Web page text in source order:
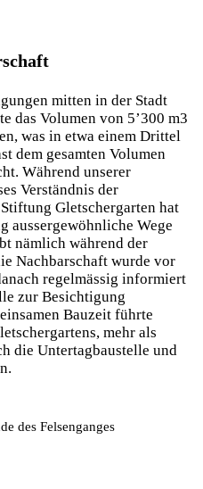
mitten in der Stadt
das Volumen von 5’300 m3
was in etwa einem Drittel
dem gesamten Volumen
Während unserer
Verständnis der
Gletschergarten hat
aussergewöhnliche Wege
nämlich während der
Nachbarschaft wurde vor
regelmässig informiert
zur Besichtigung
Bauzeit führte
mehr als
die Untertagbaustelle und
des Felsenganges